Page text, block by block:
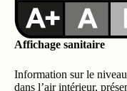
Affichage sanitaire
Information sur le
dans l’air intérieur,